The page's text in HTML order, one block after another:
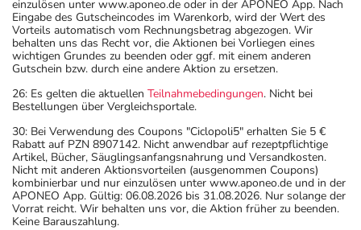
einzulösen unter www.aponeo.de oder in der APONEO App. Nach
Eingabe des Gutscheincodes im Warenkorb, wird der Wert des
Vorteils automatisch vom Rechnungsbetrag abgezogen. Wir
behalten uns das Recht vor, die Aktionen bei Vorliegen eines
wichtigen Grundes zu beenden oder ggf. mit einem anderen
Gutschein bzw. durch eine andere Aktion zu ersetzen.
26: Es gelten die aktuellen Teilnahmebedingungen. Nicht bei
Bestellungen über Vergleichsportale.
30: Bei Verwendung des Coupons "Ciclopoli5" erhalten Sie 5 €
Rabatt auf PZN 8907142. Nicht anwendbar auf rezeptpflichtige
Artikel, Bücher, Säuglingsanfangsnahrung und Versandkosten.
Nicht mit anderen Aktionsvorteilen (ausgenommen Coupons)
kombinierbar und nur einzulösen unter www.aponeo.de und in der
APONEO App. Gültig: 06.08.2026 bis 31.08.2026. Nur solange der
Vorrat reicht. Wir behalten uns vor, die Aktion früher zu beenden.
Keine Barauszahlung.